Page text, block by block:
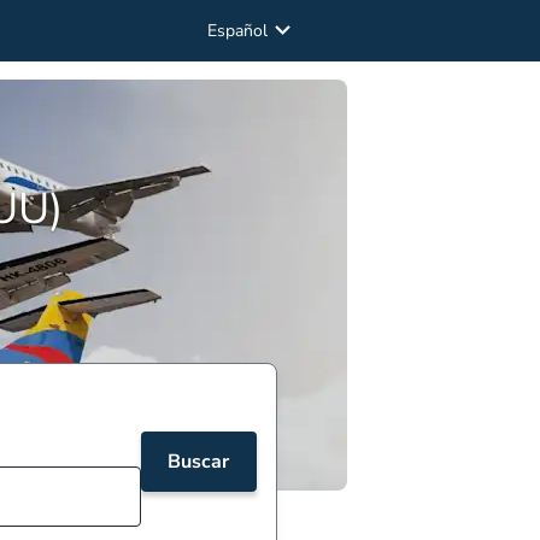
Español
Buscar